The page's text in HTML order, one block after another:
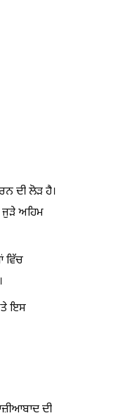
ਦੀ ਲੋੜ ਹੈ।
ਅਹਿਮ
ਵਿੱਚ
ਇਸ
ਦੀ